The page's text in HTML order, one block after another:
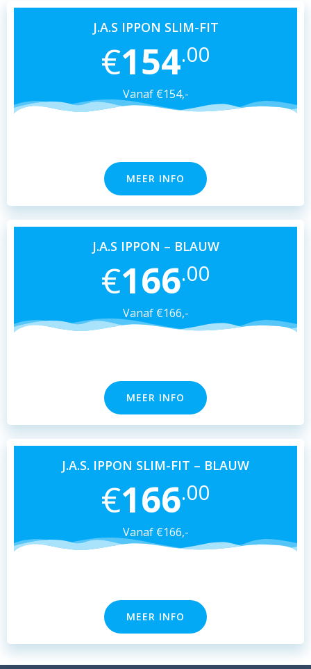
J.A.S IPPON SLIM-FIT
€154.00
Vanaf €154,-
MEER INFO
J.A.S IPPON – BLAUW
€166.00
Vanaf €166,-
MEER INFO
J.A.S. IPPON SLIM-FIT – BLAUW
€166.00
Vanaf €166,-
MEER INFO